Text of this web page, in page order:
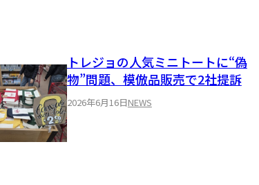
トレジョの人気ミニトートに“偽
物”問題、模倣品販売で2社提訴
2026年6月16日NEWS